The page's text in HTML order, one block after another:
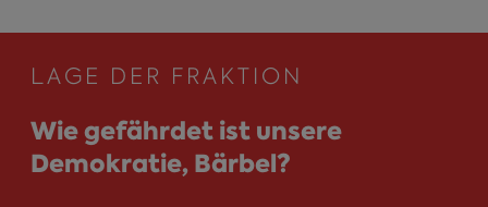
LAGE DER FRAKTION
Wie gefährdet ist unsere
Demokratie, Bärbel?